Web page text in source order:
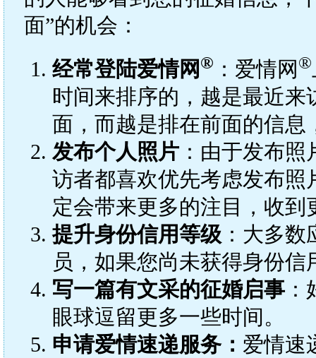
面”的机会：
经常登陆爱情网 ® ：爱情网 ®
时间来排序的，越是最近
面，而越是排在前面的信
发布个人照片 ：由于发布
访者都喜欢优先考虑发布
定会带来更多的注目，收到
提升身份信用等级 ：大多
员，如果您尚未获得身份
写一篇有文采的征婚启事
眼球逗留更多一些时间。
申请爱情速递服务： 爱情速